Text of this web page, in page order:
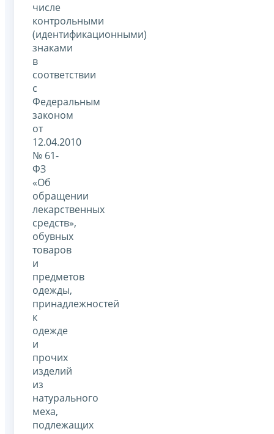
числе
контрольными
(идентификационными)
знаками
в
соответствии
с
Федеральным
законом
от
12.04.2010
№ 61-
ФЗ
«Об
обращении
лекарственных
средств»,
обувных
товаров
и
предметов
одежды,
принадлежностей
к
одежде
и
прочих
изделий
из
натурального
меха,
подлежащих